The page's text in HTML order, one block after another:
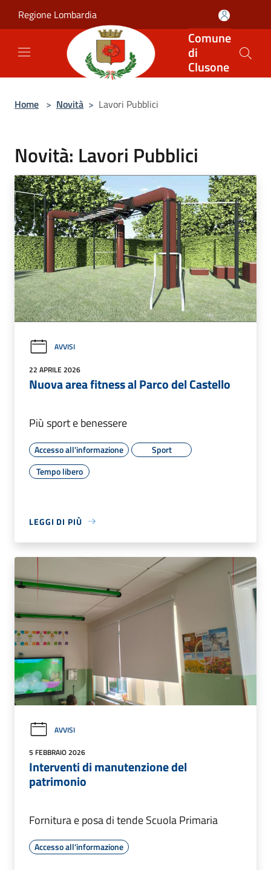
Regione Lombardia
Comune
di
Clusone
Home > Novità > Lavori Pubblici
Novità: Lavori Pubblici
AVVISI
22 APRILE 2026
Nuova area fitness al Parco del Castello
Più sport e benessere
Accesso all'informazione
Sport
Tempo libero
LEGGI DI PIÙ
AVVISI
5 FEBBRAIO 2026
Interventi di manutenzione del
patrimonio
Fornitura e posa di tende Scuola Primaria
Accesso all'informazione